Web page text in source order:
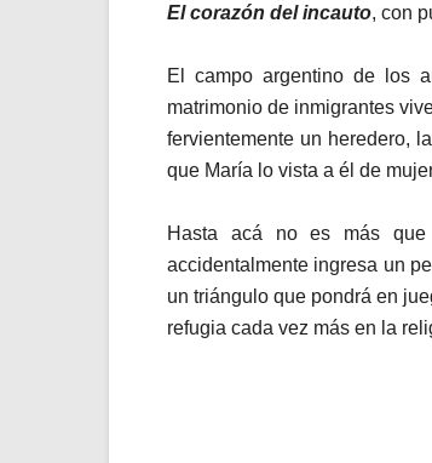
El corazón del incauto, con
El campo argentino de los
matrimonio de inmigrantes
fervientemente un heredero,
que María lo vista a él de
Hasta acá no es más
accidentalmente ingresa un
un triángulo que pondrá en
refugia cada vez más en la